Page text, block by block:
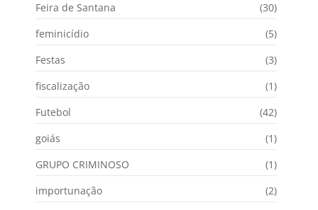
Feira de Santana
(30)
feminicídio
(5)
Festas
(3)
fiscalização
(1)
Futebol
(42)
goiás
(1)
GRUPO CRIMINOSO
(1)
importunação
(2)